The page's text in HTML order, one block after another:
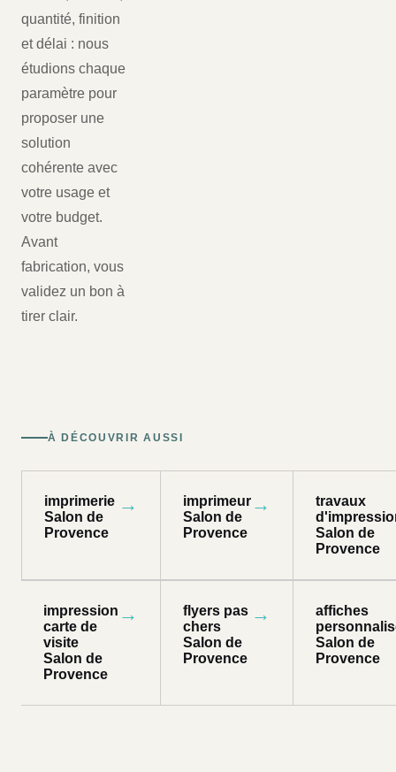
quantité, finition
et délai : nous
étudions chaque
paramètre pour
proposer une
solution
cohérente avec
votre usage et
votre budget.
Avant
fabrication, vous
validez un bon à
tirer clair.
À DÉCOUVRIR AUSSI
imprimerie
Salon de
Provence
→
imprimeur
Salon de
Provence
→
travaux
Salon de
Provence
impression
carte de
visite
Salon de
Provence
→
flyers pas
chers
Salon de
Provence
→
affiches
Salon de
Provence